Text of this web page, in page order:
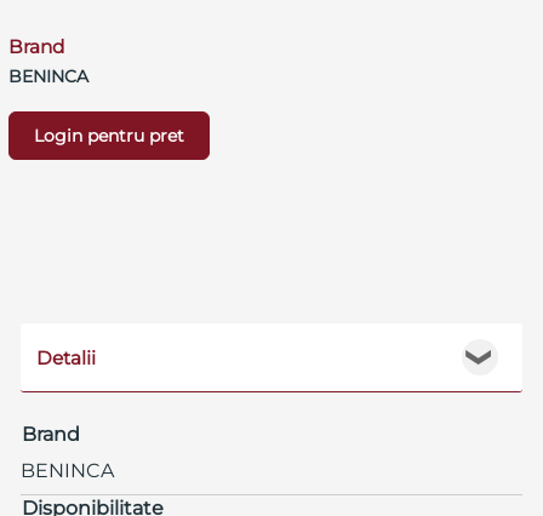
Brand
BENINCA
Login pentru pret
❯
Detalii
Brand
BENINCA
Disponibilitate